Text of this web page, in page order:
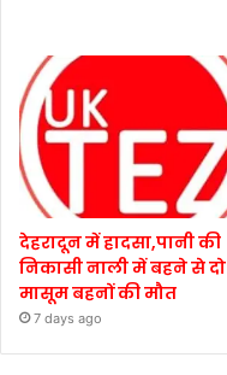
देहरादून में हादसा,पानी की
निकासी नाली में बहने से दो
मासूम बहनों की मौत
7 days ago